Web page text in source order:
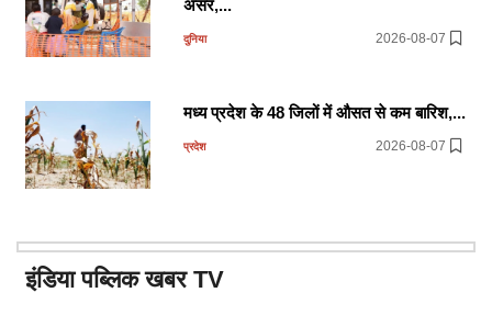
असर,...
दुनिया 2026-08-07
मध्य प्रदेश के 48 जिलों में औसत से कम बारिश,...
प्रदेश 2026-08-07
इंडिया पब्लिक खबर TV